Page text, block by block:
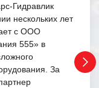
Гидравлик
нескольких лет
с ООО
555» в
За